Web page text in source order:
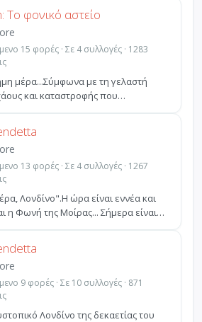
Το φονικό αστείο
15 φορές · Σε 4 συλλογές · 1283
μέρα...Σύμφωνα με τη γελαστή
και καταστροφής που
ως Τζόκερ, αυτό ...
13 φορές · Σε 4 συλλογές · 1267
Λονδίνο".Η ώρα είναι εννέα και
η Φωνή της Μοίρας... Σήμερα είναι
9 φορές · Σε 10 συλλογές · 871
Λονδίνο της δεκαετίας του